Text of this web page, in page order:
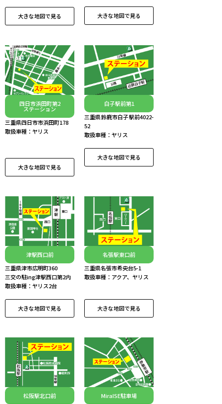
大きな地図で見る 大きな地図で見る
四日市浜田町第2
ステーション
三重県四日市市浜田町178
取扱車種：ヤリス
大きな地図で見る
白子駅前第1
三重県鈴鹿市白子駅前4022-
52
取扱車種：ヤリス
大きな地図で見る
津駅西口前
三重県津市広明町360
三交の駐ing津駅西口第2内
取扱車種：ヤリス2台
大きな地図で見る
名張駅東口前
三重県名張市希央台5-1
取扱車種：アクア、ヤリス
大きな地図で見る
松阪駅北口前
MiraISE駐車場